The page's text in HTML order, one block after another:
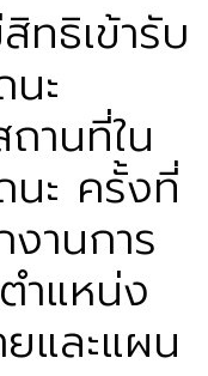
ทธิเข้ารับ
ะ
านที่ใน
นะ ครั้งที่
านการ
ำแหน่ง
ยและแผน